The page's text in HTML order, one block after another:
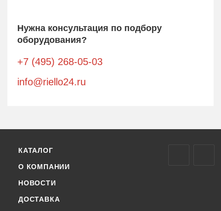
Нужна консультация по подбору
оборудования?
+7 (495) 268-05-03
info@riello24.ru
КАТАЛОГ
О КОМПАНИИ
НОВОСТИ
ДОСТАВКА